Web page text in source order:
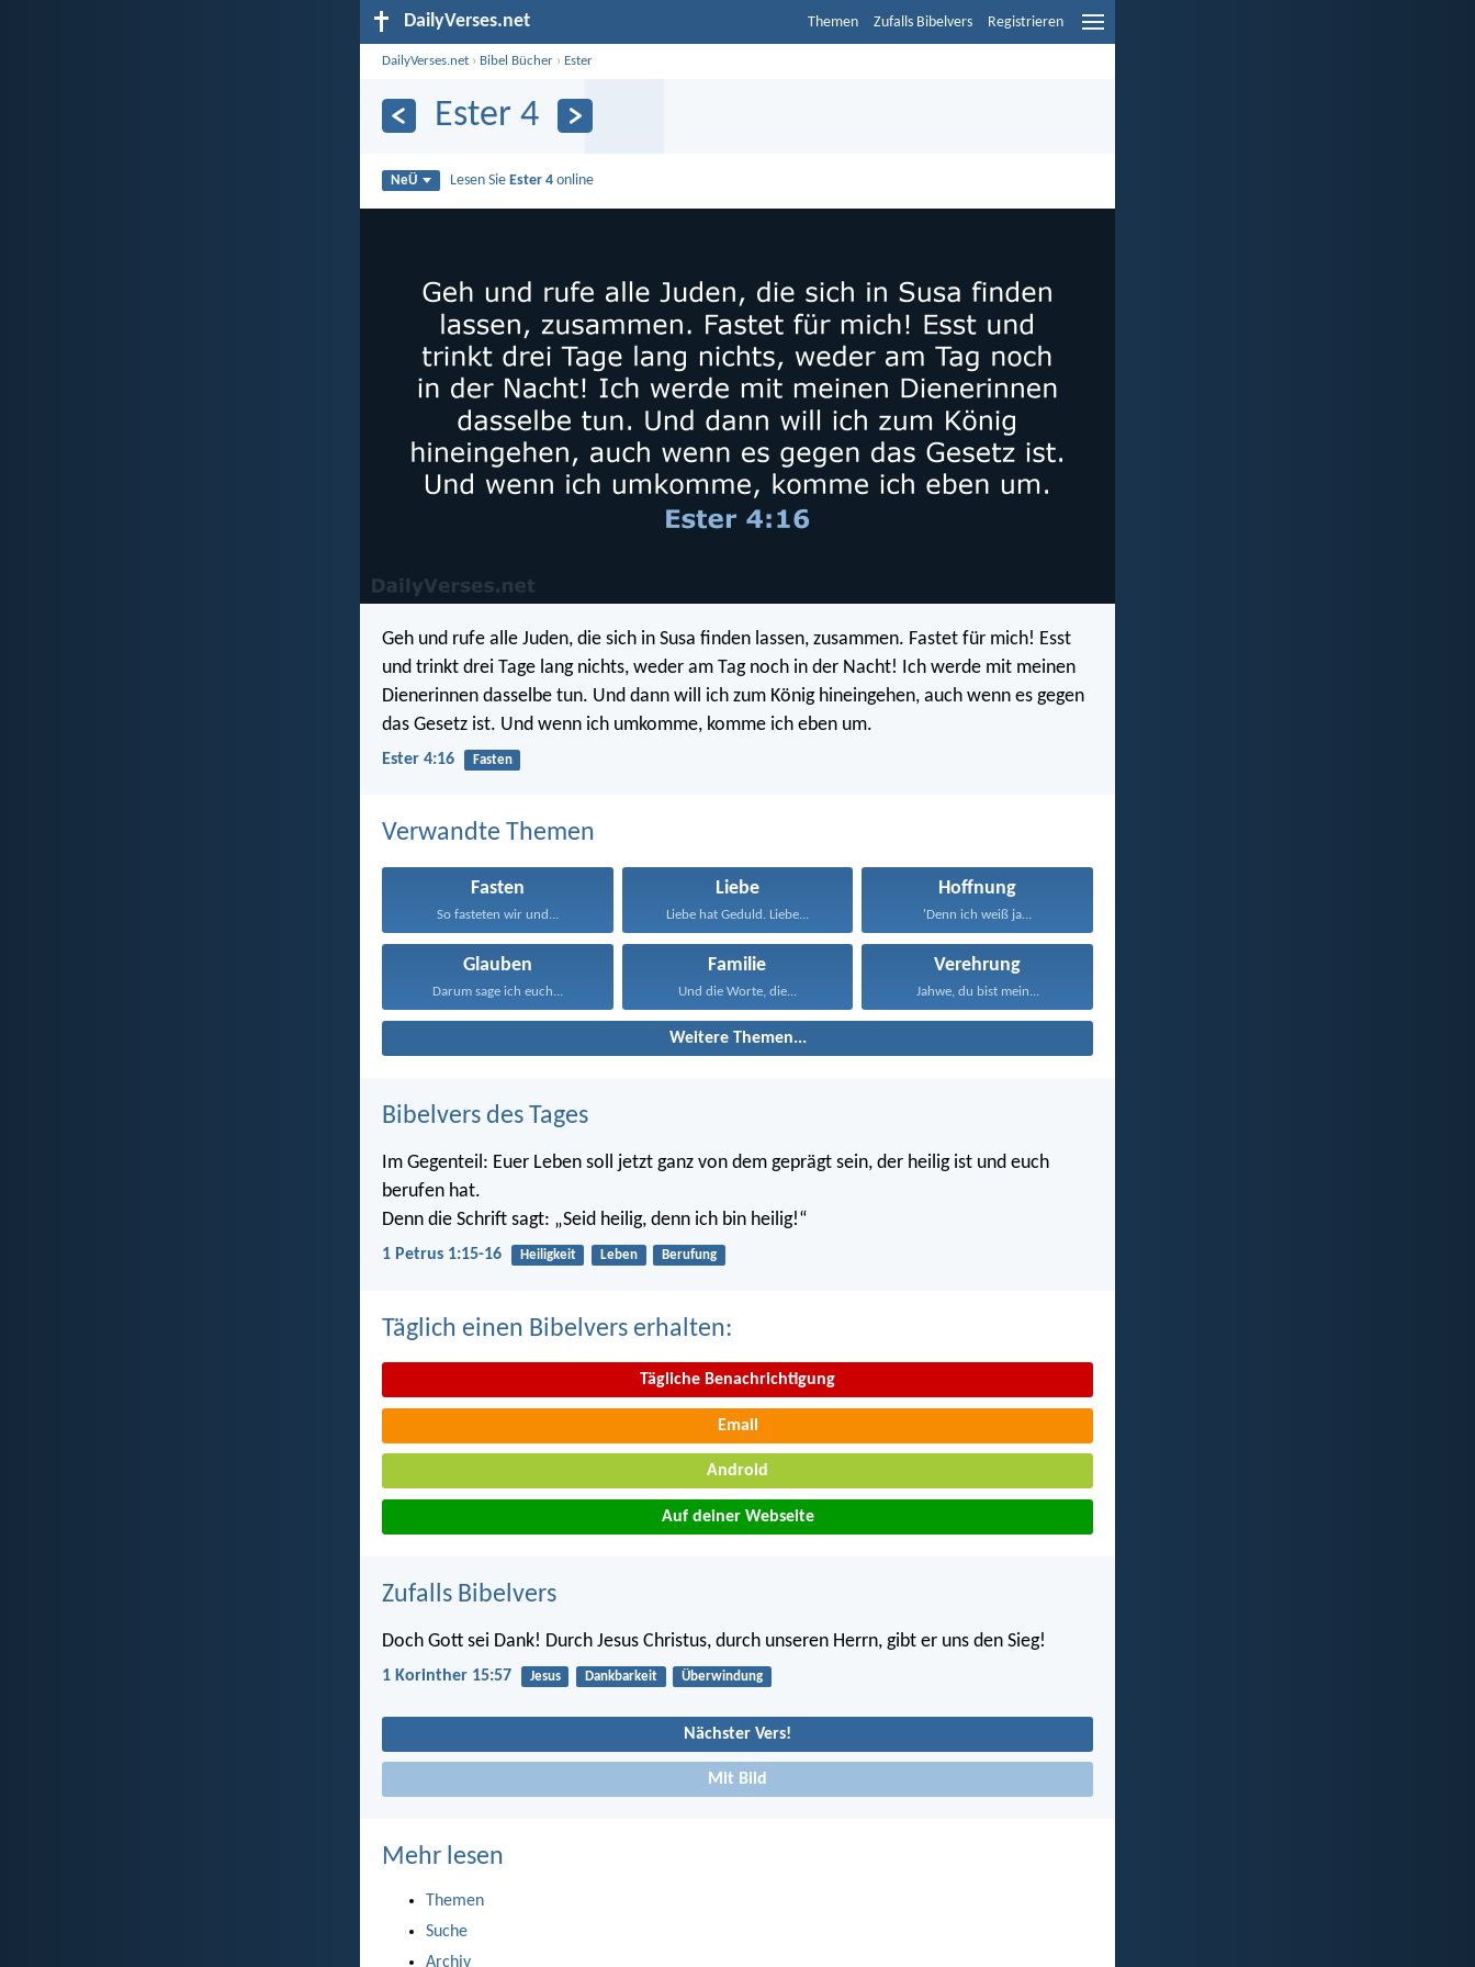
DailyVerses.net Themen Zufalls Bibelvers Registrieren
DailyVerses.net › Bibel Bücher › Ester
Ester 4
NeÜ Lesen Sie Ester 4 online
Geh und rufe alle Juden, die sich in Susa finden lassen, zusammen. Fastet für mich! Esst
und trinkt drei Tage lang nichts, weder am Tag noch in der Nacht! Ich werde mit meinen
Dienerinnen dasselbe tun. Und dann will ich zum König hineingehen, auch wenn es gegen
das Gesetz ist. Und wenn ich umkomme, komme ich eben um.
Ester 4:16 Fasten
Verwandte Themen
Fasten
So fasteten wir und...
Liebe
Liebe hat Geduld. Liebe...
Hoffnung
'Denn ich weiß ja...
Glauben
Darum sage ich euch...
Familie
Und die Worte, die...
Verehrung
Jahwe, du bist mein...
Weitere Themen...
Bibelvers des Tages
Im Gegenteil: Euer Leben soll jetzt ganz von dem geprägt sein, der heilig ist und euch
berufen hat.
Denn die Schrift sagt: „Seid heilig, denn ich bin heilig!“
1 Petrus 1:15-16 Heiligkeit Leben Berufung
Täglich einen Bibelvers erhalten:
Tägliche Benachrichtigung
Email
Android
Auf deiner Webseite
Zufalls Bibelvers
Doch Gott sei Dank! Durch Jesus Christus, durch unseren Herrn, gibt er uns den Sieg!
1 Korinther 15:57 Jesus Dankbarkeit Überwindung
Nächster Vers!
Mit Bild
Mehr lesen
Themen
Suche
Archiv